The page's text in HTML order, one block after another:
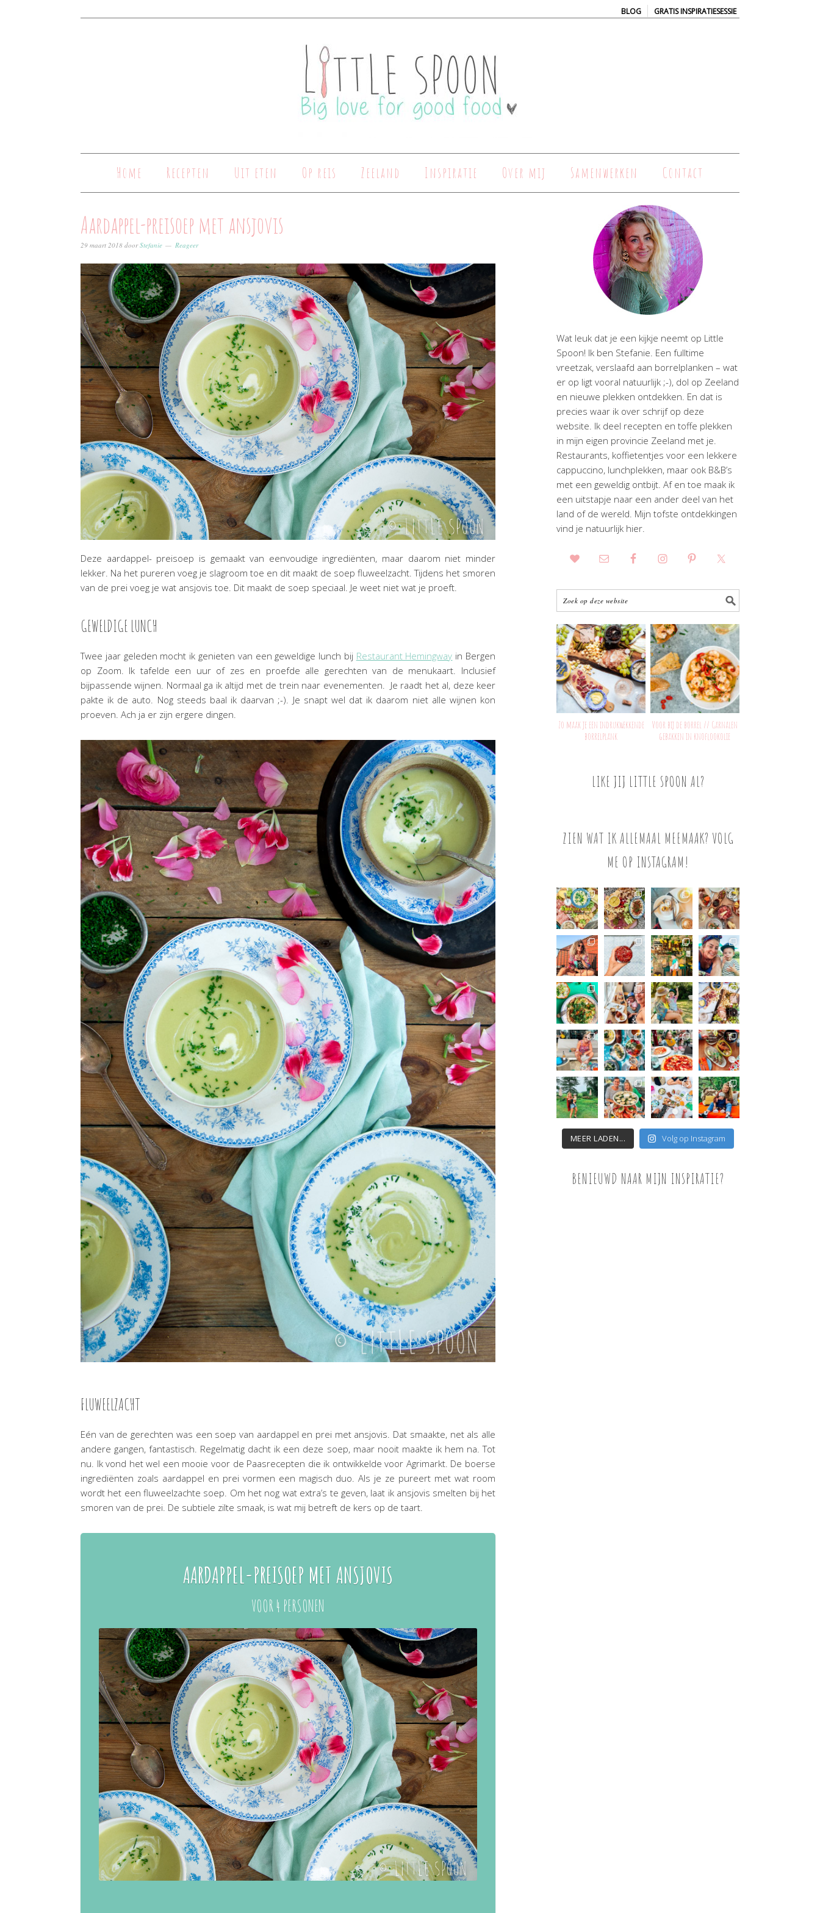
BLOG | GRATIS INSPIRATIESESSIE
Home Recepten Uit eten Op reis Zeeland Inspiratie Over mij Samenwerken Contact
Aardappel-preisoep met ansjovis
29 maart 2018 doorStefanie Reageer
Deze aardappel- preisoep is gemaakt van eenvoudige ingrediënten, maar daarom niet minder
lekker. Na het pureren voeg je slagroom toe en dit maakt de soep fluweelzacht. Tijdens het smoren
van de prei voeg je wat ansjovis toe. Dit maakt de soep speciaal. Je weet niet wat je proeft.
GEWELDIGE LUNCH
Twee jaar geleden mocht ik genieten van een geweldige lunch bij Restaurant Hemingway in Bergen
op Zoom. Ik tafelde een uur of zes en proefde alle gerechten van de menukaart. Inclusief
bijpassende wijnen. Normaal ga ik altijd met de trein naar evenementen. Je raadt het al, deze keer
pakte ik de auto. Nog steeds baal ik daarvan ;-). Je snapt wel dat ik daarom niet alle wijnen kon
proeven. Ach ja er zijn ergere dingen.
FLUWEELZACHT
Eén van de gerechten was een soep van aardappel en prei met ansjovis. Dat smaakte, net als alle
andere gangen, fantastisch. Regelmatig dacht ik een deze soep, maar nooit maakte ik hem na. Tot
nu. Ik vond het wel een mooie voor de Paasrecepten die ik ontwikkelde voor Agrimarkt. De boerse
ingrediënten zoals aardappel en prei vormen een magisch duo. Als je ze pureert met wat room
wordt het een fluweelzachte soep. Om het nog wat extra’s te geven, laat ik ansjovis smelten bij het
smoren van de prei. De subtiele zilte smaak, is wat mij betreft de kers op de taart.
AARDAPPEL-PREISOEP MET ANSJOVIS
VOOR 4 PERSONEN
Wat leuk dat je een kijkje neemt op Little
Spoon! Ik ben Stefanie. Een fulltime
vreetzak, verslaafd aan borrelplanken – wat
er op ligt vooral natuurlijk ;-), dol op Zeeland
en nieuwe plekken ontdekken. En dat is
precies waar ik over schrijf op deze
website. Ik deel recepten en toffe plekken
in mijn eigen provincie Zeeland met je.
Restaurants, koffietentjes voor een lekkere
cappuccino, lunchplekken, maar ook B&B’s
met een geweldig ontbijt. Af en toe maak ik
een uitstapje naar een ander deel van het
land of de wereld. Mijn tofste ontdekkingen
vind je natuurlijk hier.
Zo maak je een indrukwekkende
borrelplank
Voor bij de borrel // Garnalen
gebakken in knoflookolie
LIKE JIJ LITTLE SPOON AL?
ZIEN WAT IK ALLEMAAL MEEMAAK? VOLG
ME OP INSTAGRAM!
MEER LADEN... Volg op Instagram
BENIEUWD NAAR MIJN INSPIRATIE?